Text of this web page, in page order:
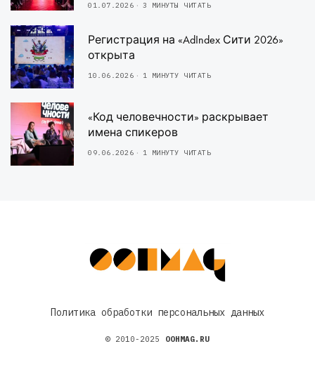
01.07.2026 3 МИНУТЫ ЧИТАТЬ
Регистрация на «AdIndex Сити 2026»
открыта
10.06.2026 1 МИНУТУ ЧИТАТЬ
«Код человечности» раскрывает
имена спикеров
09.06.2026 1 МИНУТУ ЧИТАТЬ
Политика обработки персональных данных
© 2010-2025 OOHMAG.RU